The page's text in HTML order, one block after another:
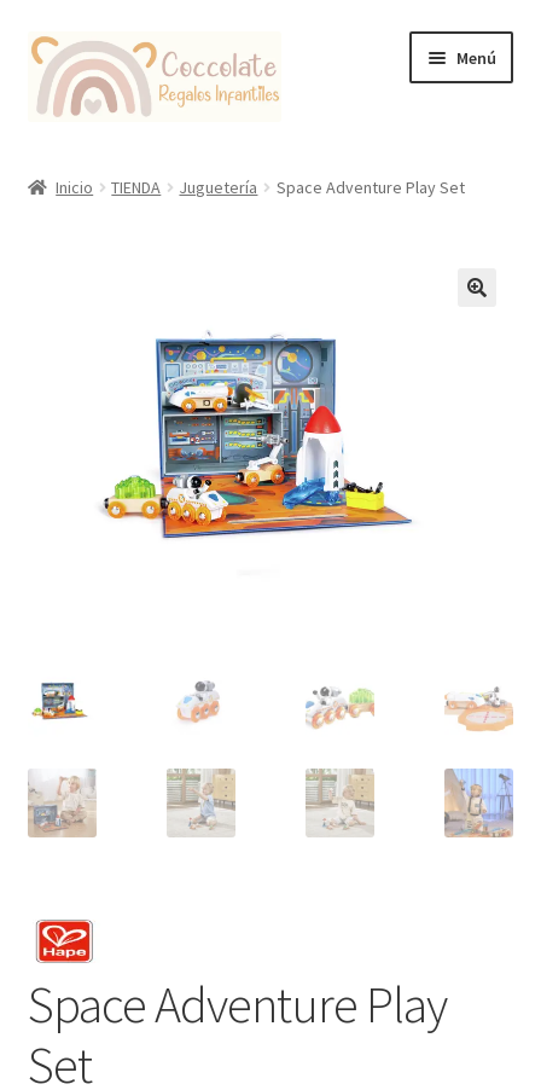
Ir
la
Ir
contenido
Menú
Inicio TIENDA Juguetería Space Adventure Play Set
Space Adventure Play
Set